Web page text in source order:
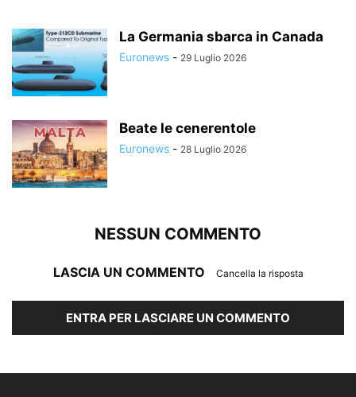
La Germania sbarca in Canada
Euronews - 29 Luglio 2026
Beate le cenerentole
Euronews - 28 Luglio 2026
NESSUN COMMENTO
LASCIA UN COMMENTO Cancella la risposta
ENTRA PER LASCIARE UN COMMENTO